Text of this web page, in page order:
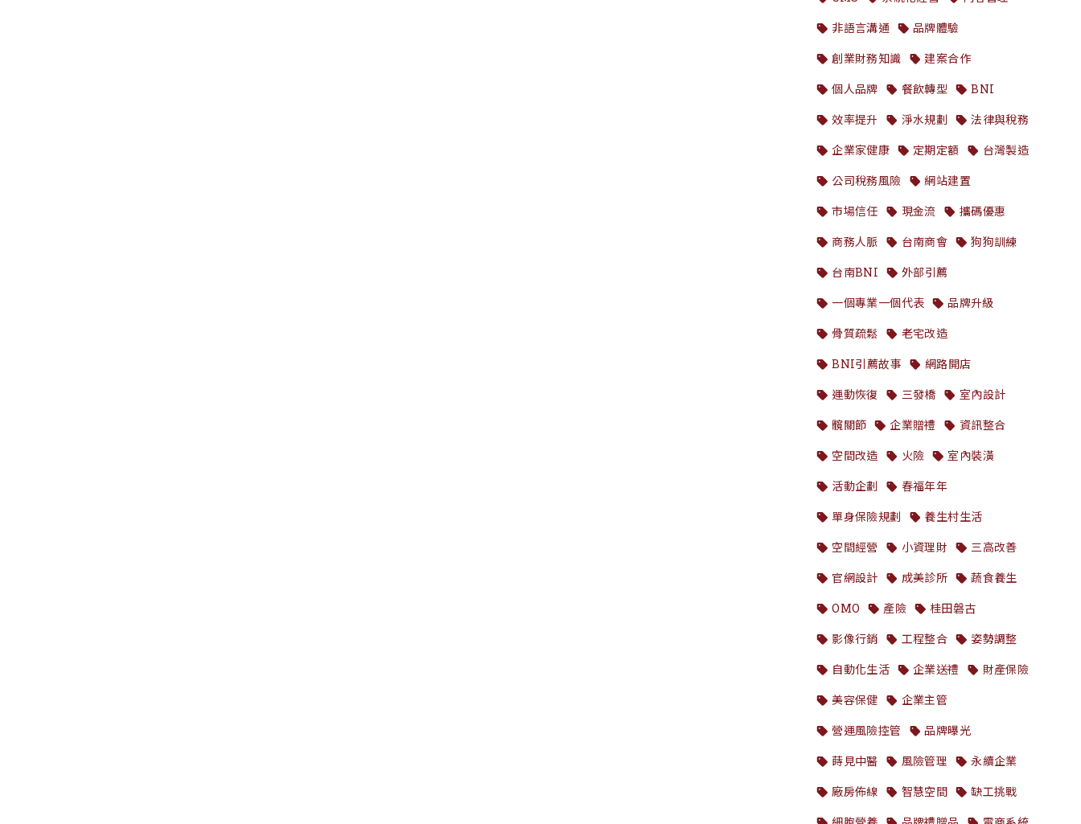
非語言溝通
品牌體驗
創業財務知識
建案合作
個人品牌
餐飲轉型
BNI
效率提升
淨水規劃
法律與稅務
企業家健康
定期定額
台灣製造
公司稅務風險
網站建置
市場信任
現金流
攜碼優惠
商務人脈
台南商會
狗狗訓練
台南BNI
外部引薦
一個專業一個代表
品牌升級
骨質疏鬆
老宅改造
BNI引薦故事
網路開店
運動恢復
三發橋
室內設計
髖關節
企業贈禮
資訊整合
空間改造
火險
室內裝潢
活動企劃
春福年年
單身保險規劃
養生村生活
空間經營
小資理財
三高改善
官網設計
成美診所
蔬食養生
OMO
產險
桂田磐古
影像行銷
工程整合
姿勢調整
自動化生活
企業送禮
財產保險
美容保健
企業主管
營運風險控管
品牌曝光
蒔見中醫
風險管理
永續企業
廠房佈線
智慧空間
缺工挑戰